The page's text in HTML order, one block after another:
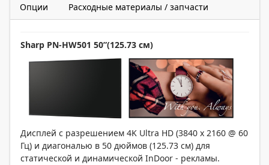
Опции Расходные материалы / запчасти
Sharp PN-HW501 50”(125.73 см)
Дисплей с разрешением 4K Ultra HD (3840 x 2160 @ 60
Гц) и диагональю в 50 дюймов (125.73 см) для
статической и динамической InDoor - рекламы.